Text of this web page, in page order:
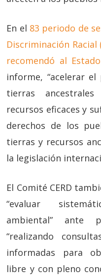
En el 83 periodo de
Discriminación Racial
recomendó al
informe, “acelerar
tierras
recursos eficaces y
derechos de los
tierras y recursos
la legislación
El Comité CERD
“evaluar
ambiental” ante
“realizando
informadas para
libre y con pleno